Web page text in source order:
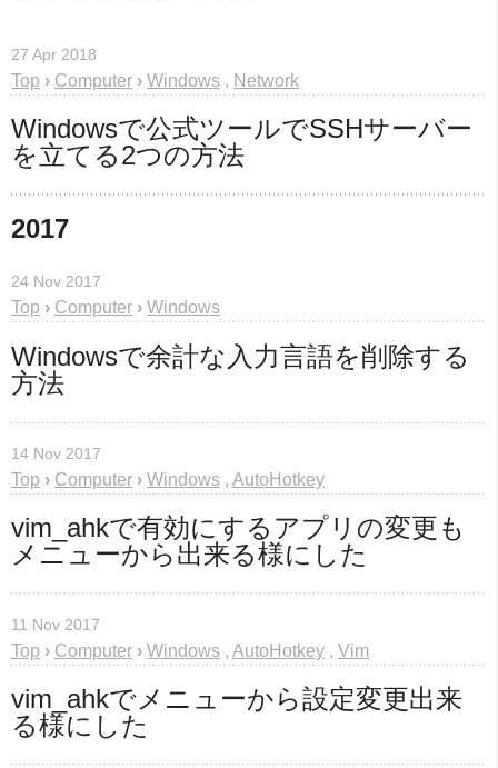
27 Apr 2018
Top › Computer › Windows , Network
Windowsで公式ツールでSSHサーバー
を立てる2つの方法
2017
24 Nov 2017
Top › Computer › Windows
Windowsで余計な入力言語を削除する
方法
14 Nov 2017
Top › Computer › Windows , AutoHotkey
vim_ahkで有効にするアプリの変更も
メニューから出来る様にした
11 Nov 2017
Top › Computer › Windows , AutoHotkey , Vim
vim_ahkでメニューから設定変更出来
る様にした